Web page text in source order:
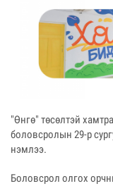
"Өнгө" төсөлтэй
боловсролын 29-р
нэмлээ.
Боловсрол олгох